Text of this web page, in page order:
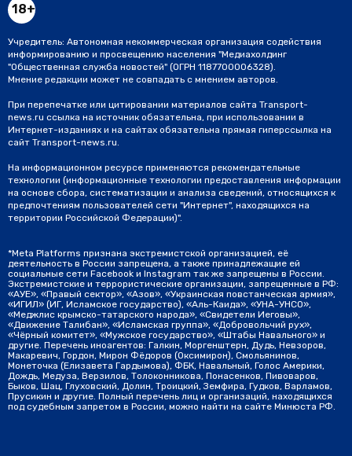
18+
Учредитель: Автономная некоммерческая организация содействия
информированию и просвещению населения "Медиахолдинг
"Общественная служба новостей" (ОГРН 1187700006328).
Мнение редакции может не совпадать с мнением авторов.
При перепечатке или цитировании материалов сайта Transport-
news.ru ссылка на источник обязательна, при использовании в
Интернет-изданиях и на сайтах обязательна прямая гиперссылка на
сайт Transport-news.ru.
На информационном ресурсе применяются рекомендательные
технологии (информационные технологии предоставления информации
на основе сбора, систематизации и анализа сведений, относящихся к
предпочтениям пользователей сети "Интернет", находящихся на
территории Российской Федерации)".
*Meta Platforms признана экстремистской организацией, её
деятельность в России запрещена, а также принадлежащие ей
социальные сети Facebook и Instagram так же запрещены в России.
Экстремистские и террористические организации, запрещенные в РФ:
«АУЕ», «Правый сектор», «Азов», «Украинская повстанческая армия»,
«ИГИЛ» (ИГ, Исламское государство), «Аль-Каида», «УНА-УНСО»,
«Меджлис крымско-татарского народа», «Свидетели Иеговы»,
«Движение Талибан», «Исламская группа», «Добровольчий рух»,
«Чёрный комитет», «Мужское государство», «Штабы Навального» и
другие. Перечень иноагентов: Галкин, Моргенштерн, Дудь, Невзоров,
Макаревич, Гордон, Мирон Фёдоров (Оксимирон), Смольянинов,
Монеточка (Елизавета Гардымова), ФБК, Навальный, Голос Америки,
Дождь, Медуза, Верзилов, Толоконникова, Понасенков, Пивоваров,
Быков, Шац, Глуховский, Долин, Троицкий, Земфира, Гудков, Варламов,
Прусикин и другие. Полный перечень лиц и организаций, находящихся
под судебным запретом в России, можно найти на сайте Минюста РФ.